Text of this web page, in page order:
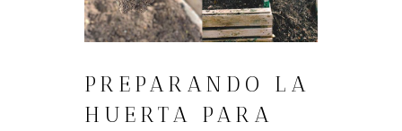
PREPARANDO LA
HUERTA PARA